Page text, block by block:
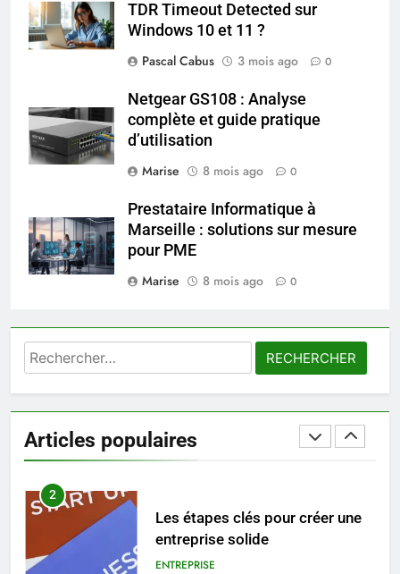
TDR Timeout Detected sur
Windows 10 et 11 ?
Pascal Cabus
3 mois ago 0
Netgear GS108 : Analyse
complète et guide pratique
d’utilisation
Marise
8 mois ago 0
Prestataire Informatique à
Marseille : solutions sur mesure
pour PME
Marise
8 mois ago 0
Rechercher :
Articles populaires
6
peau éclatante grâce à The
SANTÉ
7
Prévenir les chutes chez les
exercices
BIEN ÊTRE
8
Voyance à La Rochelle : où
sérieux à un tarif juste ?
BIEN ÊTRE
1
reviennent chaque année
MODE
2
Les étapes clés pour créer une
entreprise solide
ENTREPRISE